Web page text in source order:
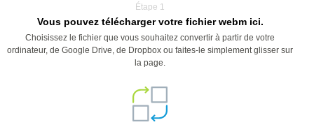
Étape 1
Vous pouvez télécharger votre fichier webm ici.
Choisissez le fichier que vous souhaitez convertir à partir de votre
ordinateur, de Google Drive, de Dropbox ou faites-le simplement glisser sur
la page.